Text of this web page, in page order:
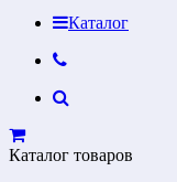
Каталог
Каталог товаров